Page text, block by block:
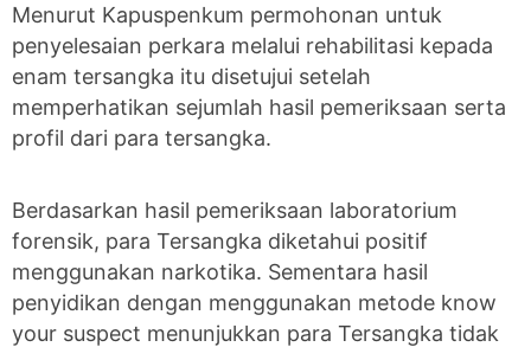
Menurut Kapuspenkum permohonan untuk
penyelesaian perkara melalui rehabilitasi kepada
enam tersangka itu disetujui setelah
memperhatikan sejumlah hasil pemeriksaan serta
profil dari para tersangka.
Berdasarkan hasil pemeriksaan laboratorium
forensik, para Tersangka diketahui positif
menggunakan narkotika. Sementara hasil
penyidikan dengan menggunakan metode know
your suspect menunjukkan para Tersangka tidak